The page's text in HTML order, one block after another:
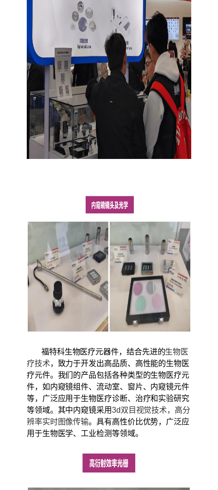
福特科生物医疗元器件，结合先进的生物医
疗技术，致力于开发出高品质、高性能的生物医
疗元件。我们的产品包括各种类型的生物医疗元
件，如内窥镜组件、流动室、窗片、内窥镜元件
等，广泛应用于生物医疗诊断、治疗和实验研究
等领域。其中内窥镜采用3d双目视觉技术，高分
辨率实时图像传输。具有高性价比优势，广泛应
用于生物医学、工业检测等领域。